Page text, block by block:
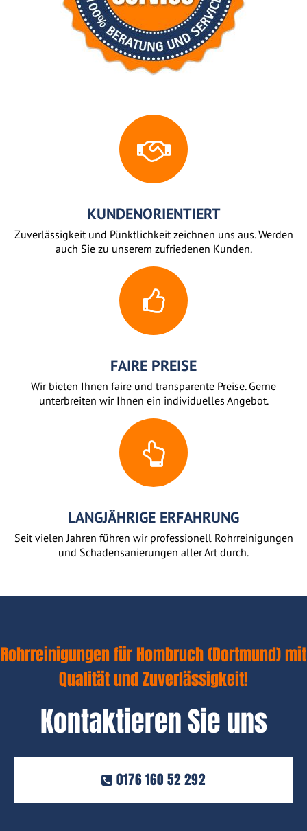
KUNDENORIENTIERT
Zuverlässigkeit und Pünktlichkeit zeichnen uns aus. Werden
auch Sie zu unserem zufriedenen Kunden.
FAIRE PREISE
Wir bieten Ihnen faire und transparente Preise. Gerne
unterbreiten wir Ihnen ein individuelles Angebot.
LANGJÄHRIGE ERFAHRUNG
Seit vielen Jahren führen wir professionell Rohrreinigungen
und Schadensanierungen aller Art durch.
Rohrreinigungen für Hombruch (Dortmund) mit
Qualität und Zuverlässigkeit!
Kontaktieren Sie uns
0176 160 52 292